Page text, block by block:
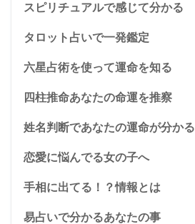
スピリチュアルで感じて分かる
タロット占いで一発鑑定
六星占術を使って運命を知る
四柱推命あなたの命運を推察
姓名判断であなたの運命が分かる
恋愛に悩んでる女の子へ
手相に出てる！？情報とは
易占いで分かるあなたの事